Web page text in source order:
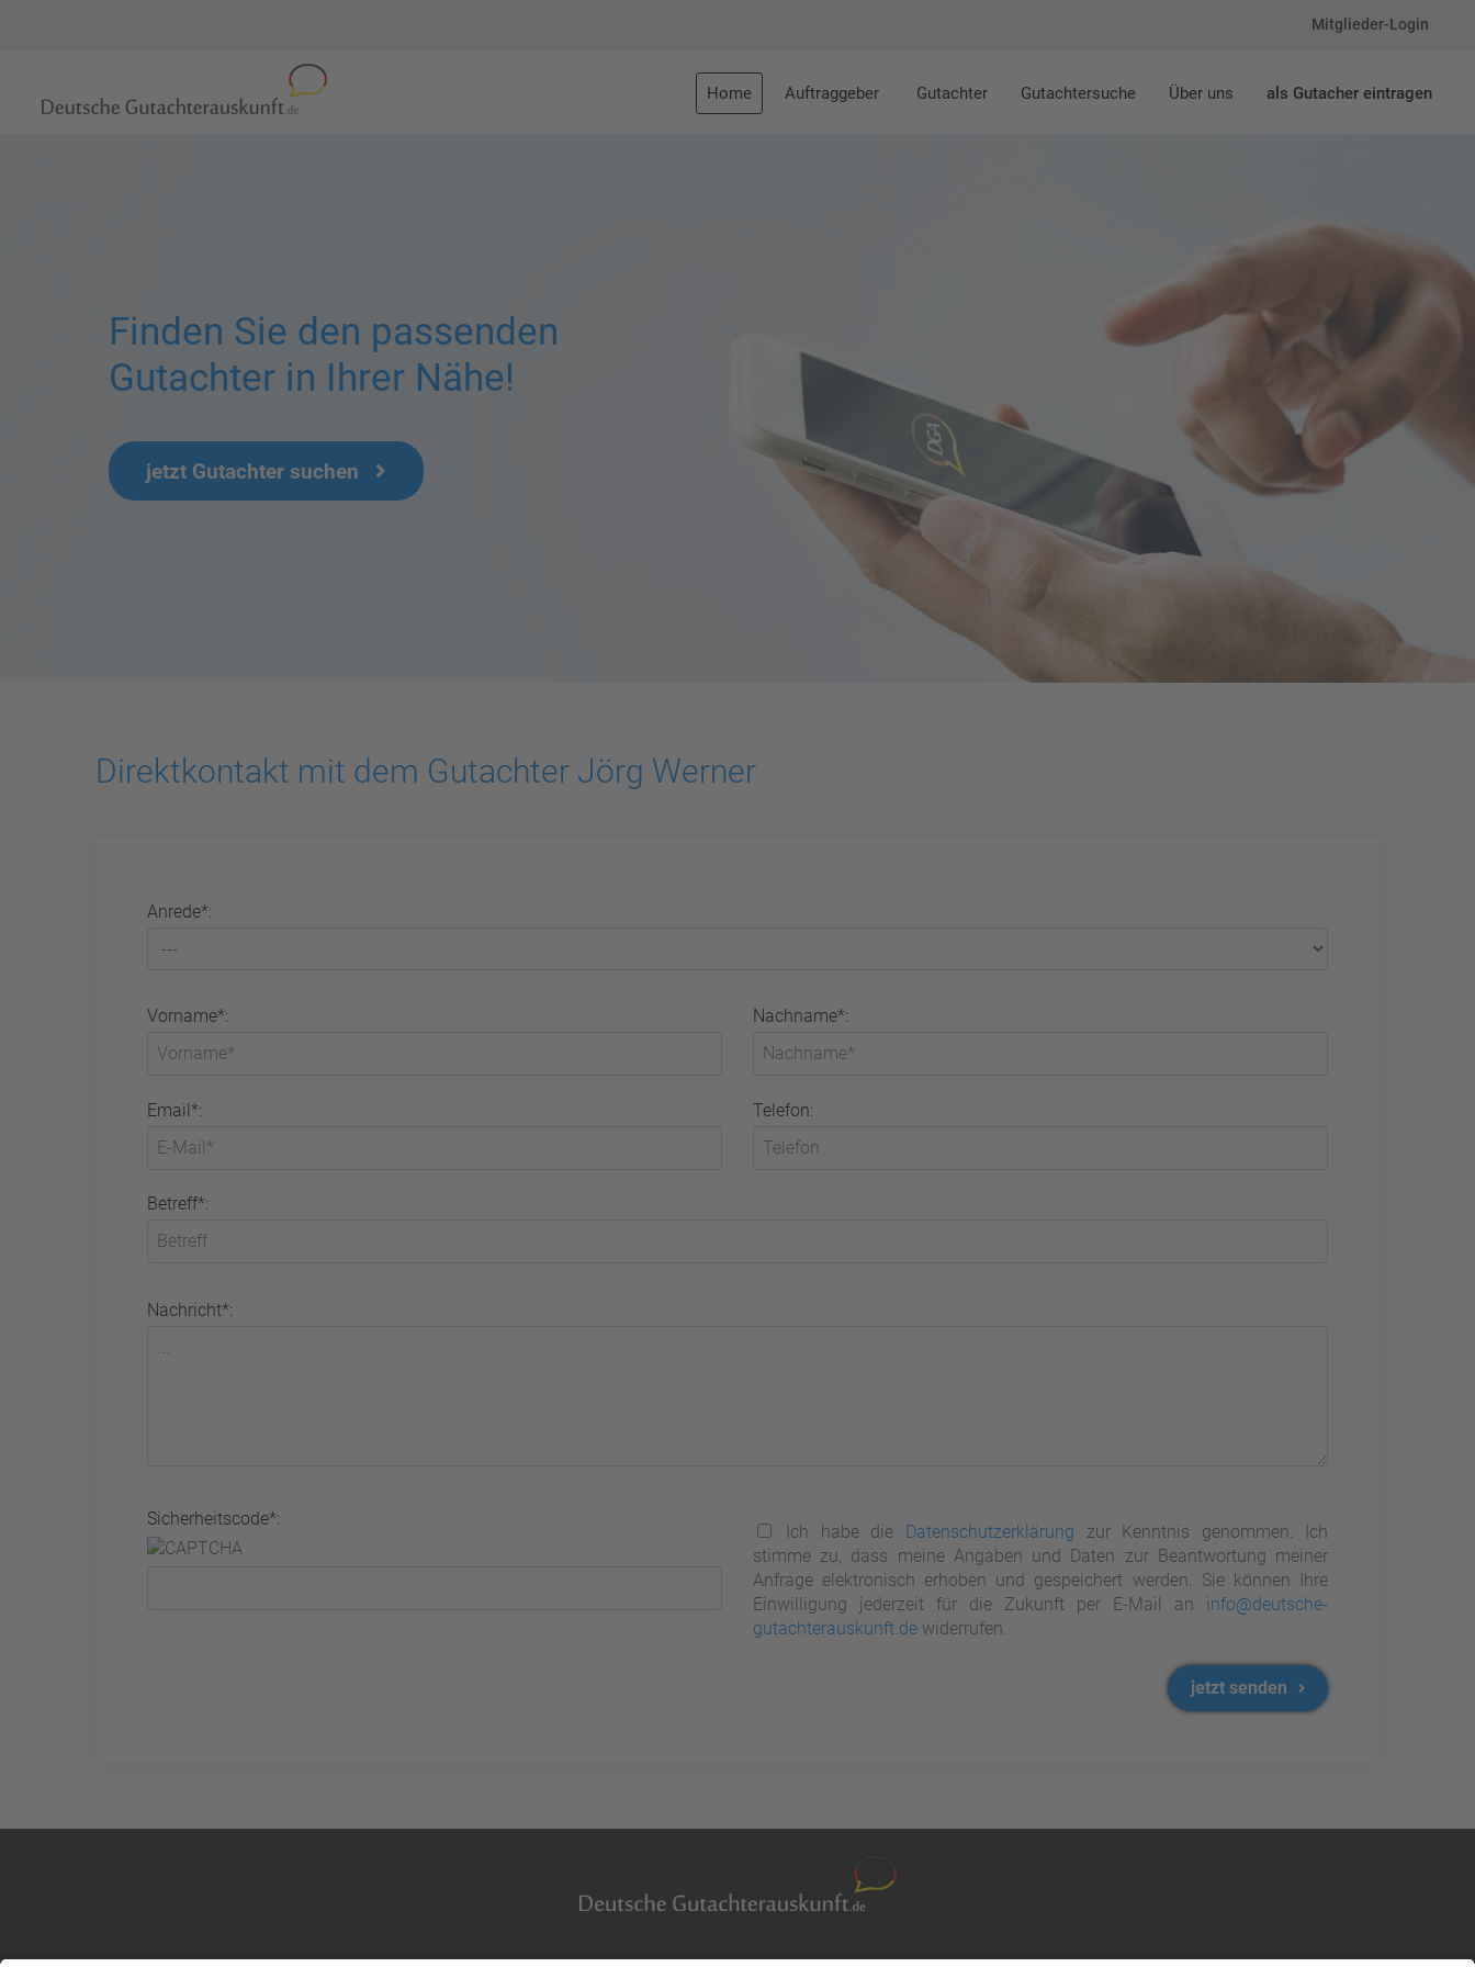
Mitglieder-Login
Home Auftraggeber Gutachter Gutachtersuche Über uns als Gutacher eintragen
Finden Sie den passenden
Gutachter in Ihrer Nähe!
jetzt Gutachter suchen
Direktkontakt mit dem Gutachter Jörg Werner
Anrede*:
Vorname*: Nachname*:
Email*: Telefon:
Betreff*:
Nachricht*:
Sicherheitscode*:
Ich habe die Datenschutzerklärung zur Kenntnis genommen. Ich
stimme zu, dass meine Angaben und Daten zur Beantwortung meiner
Anfrage elektronisch erhoben und gespeichert werden. Sie können Ihre
Einwilligung jederzeit für die Zukunft per E-Mail an info@deutsche-
gutachterauskunft.dewiderrufen.
jetzt senden